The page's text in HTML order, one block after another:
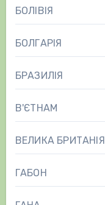
БОЛІВІЯ
БОЛГАРІЯ
БРАЗИЛІЯ
В'ЄТНАМ
ВЕЛИКА БРИТАНІЯ
ГАБОН